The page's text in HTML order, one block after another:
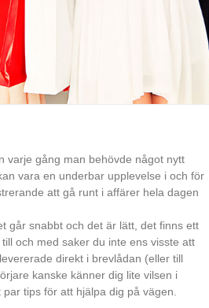
varje gång man behövde något nytt
vara en underbar upplevelse i och för
att gå runt i affärer hela dagen
går snabbt och det är lätt, det finns ett
och med saker du inte ens visste att
direkt i brevlådan (eller till
kanske känner dig lite vilsen i
tips för att hjälpa dig på vägen.